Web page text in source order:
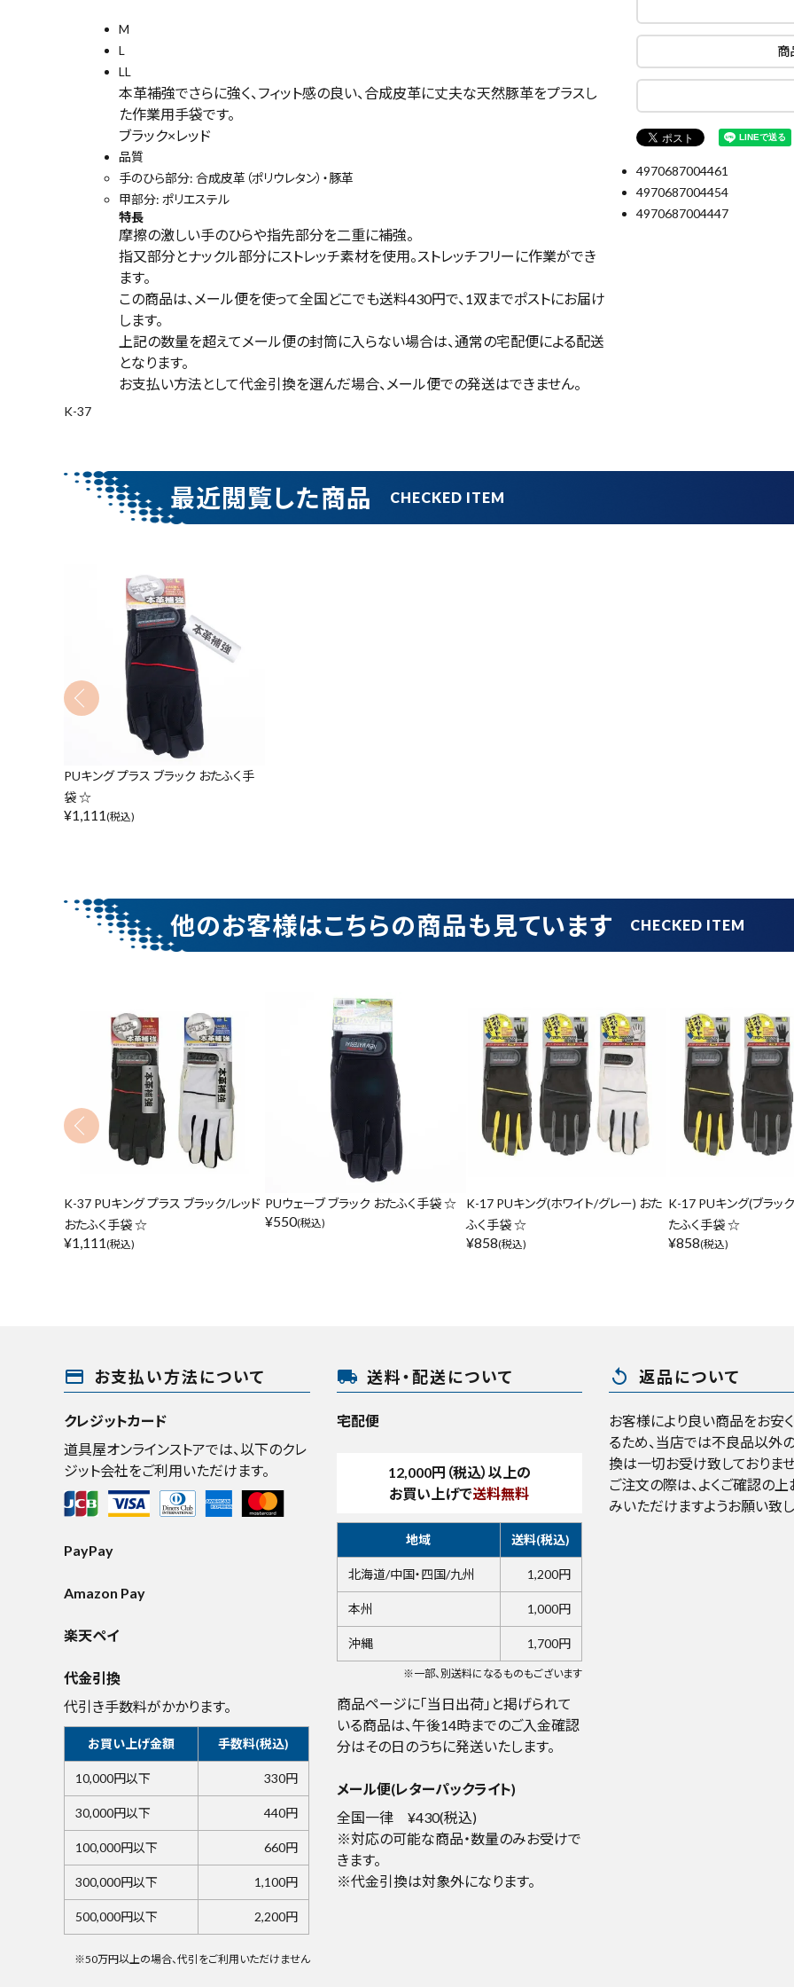
エアー工具・機械工具
作業工具・大工道具
収納・腰袋・ワーク用品
金物・現場資材
リセット
M
L
LL
本革補強でさらに強く、フィット感の良い、合成皮革に丈夫な天然豚革をプラスし
た作業用手袋です。
ブラック×レッド
品質
手のひら部分: 合成皮革（ポリウレタン）・豚革
甲部分: ポリエステル
特長
摩擦の激しい手のひらや指先部分を二重に補強。
指又部分とナックル部分にストレッチ素材を使用。ストレッチフリーに作業ができ
ます。
この商品は、メール便を使って全国どこでも送料430円で、 1双までポストにお届け
します。
上記の数量を超えてメール便の封筒に入らない場合は、通常の宅配便による配送
となります。
お支払い方法として代金引換を選んだ場合、メール便での発送はできません。
商
4970687004461
4970687004454
4970687004447
K-37
最近閲覧した商品
PUキング プラス ブラック おたふく手
袋 ☆
¥1,111(税込)
他のお客様はこちらの商品も見ています
K-37 PUキング プラス ブラック/レッド
おたふく手袋 ☆
¥1,111(税込)
PUウェーブ ブラック おたふく手袋 ☆
¥550(税込)
K-17 PUキング(ホワイト/グレー) おた
ふく手袋 ☆
¥858(税込)
K-17 PUキング(ブラッ
たふく手袋 ☆
¥858(税込)
payment お支払い方法について
クレジットカード
道具屋オンラインストアでは、以下のクレ
ジット会社をご利用いただけます。
PayPay
Amazon Pay
楽天ペイ
代金引換
代引き手数料がかかります。
お買い上げ金額 手数料(税込)
10,000円以下 330円
30,000円以下 440円
100,000円以下 660円
300,000円以下 1,100円
500,000円以下 2,200円
※50万円以上の場合、代引をご利用いただけません
local_shipping 送料・配送について
宅配便
12,000円（税込）以上の
お買い上げで送料無料
地域 送料(税込)
北海道/中国・四国/九州 1,200円
本州 1,000円
沖縄 1,700円
※一部、別送料になるものもございます
商品ページに「当日出荷」と掲げられて
いる商品は、午後14時までのご入金確認
分はその日のうちに発送いたします。
メール便(レターパックライト)
全国一律 ¥430(税込)
※対応の可能な商品・数量のみお受けで
きます。
※代金引換は対象外になります。
replay 返品について
お客様により良い商品をお安
るため、当店では不良品以外
換は一切お受け致しておりませ
ご注文の際は、よくご確認の
みいただけますようお願い致し